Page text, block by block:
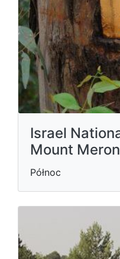
Israel
Mount
Północ